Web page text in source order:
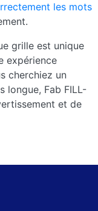
les mots
grille est unique
expérience
cherchiez un
longue, Fab FILL-
et de